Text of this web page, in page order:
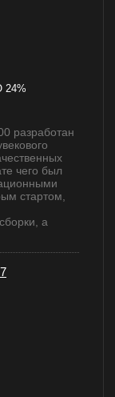
24%
разработан
чего был
стартом,
а